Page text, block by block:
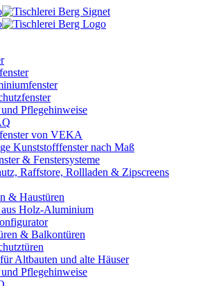
Pflegehinweise
von VEKA
Kunststofffenster nach Maß
& Fenstersysteme
Raffstore, Rollladen & Zipscreens
& Haustüren
aus Holz-Aluminium
& Balkontüren
Altbauten und alte Häuser
Pflegehinweise